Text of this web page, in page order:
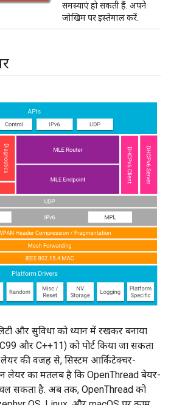
समस्याएं हो सकती हैं. अपने
जोखिम पर इस्तेमाल करें.
और सुविधा को ध्यान में रखकर बनाया
और C++11) को पोर्ट किया जा सकता
लेयर की वजह से, सिस्टम आर्किटेक्चर-
लेयर का मतलब है कि OpenThread बेयर-
सकता है. अब तक, OpenThread को